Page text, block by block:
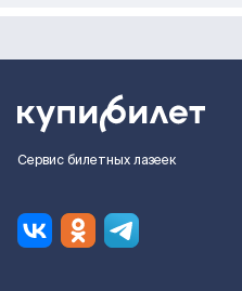
Сервис билетных лазеек